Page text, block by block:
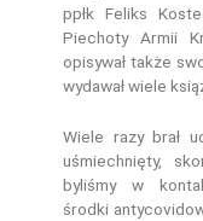
ppłk Feliks
Piechoty Armii
opisywał także
wydawał wiele
Wiele razy brał
uśmiechnięty,
byliśmy w
środki